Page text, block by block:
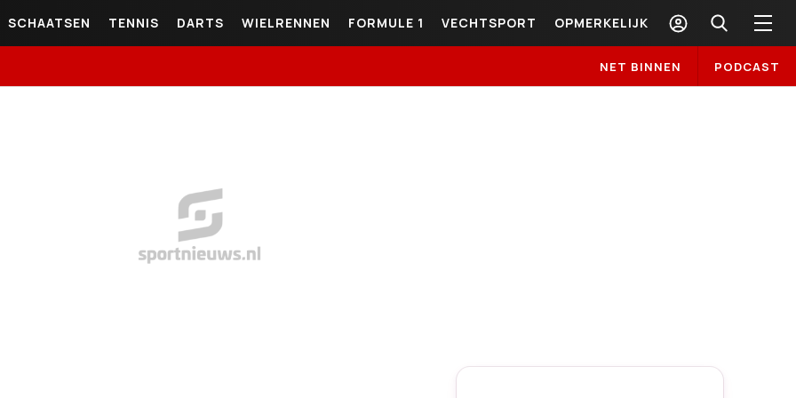
SCHAATSEN TENNIS DARTS WIELRENNEN FORMULE 1 VECHTSPORT OPMERKELIJK
NET BINNEN PODCAST